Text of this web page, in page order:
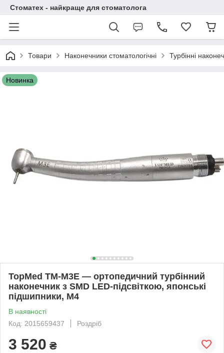
Стоматех - найкраще для стоматолога
Товари Наконечники стоматологічні Турбінні
Новинка
TopMed TM-M3E — ортопедичний турбінний
наконечник з SMD LED-підсвіткою, японські
підшипники, М4
В наявності
Код: 2015659437
Роздріб
3 520 ₴